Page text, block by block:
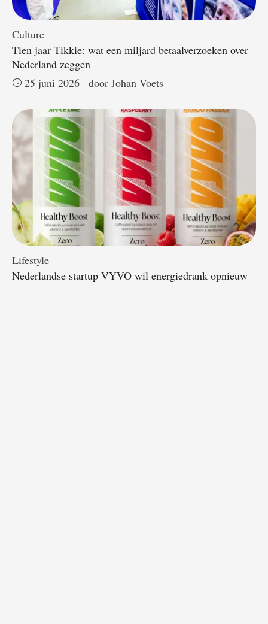
Culture
Tien jaar Tikkie: wat een miljard betaalverzoeken over
Nederland zeggen
25 juni 2026
door Johan Voets
Lifestyle
Nederlandse startup VYVO wil energiedrank opnieuw